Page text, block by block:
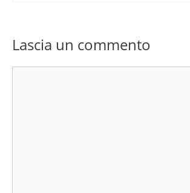
Lascia un commento